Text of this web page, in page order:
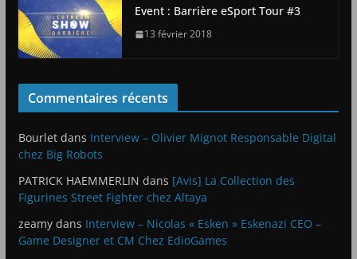
Event : Barrière eSport Tour #3
13 février 2018
Commentaires récents
Bourletdans Interview – Olivier Mignot Responsable Digital
chez Big Robots
PATRICK HAEMMERLIN dans [Avis] La Collection des
Figurines Street Fighter chez Altaya
zeamydans Interview – Nicolas « Esken » Eskenazi CEO –
Game Designer et CM Chez EdioGames